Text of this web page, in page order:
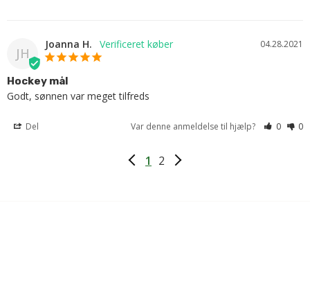
JH
04.28.2021
Joanna H.
Hockey mål
Godt, sønnen var meget tilfreds
Del Var denne anmeldelse til hjælp? 0 0
1 2